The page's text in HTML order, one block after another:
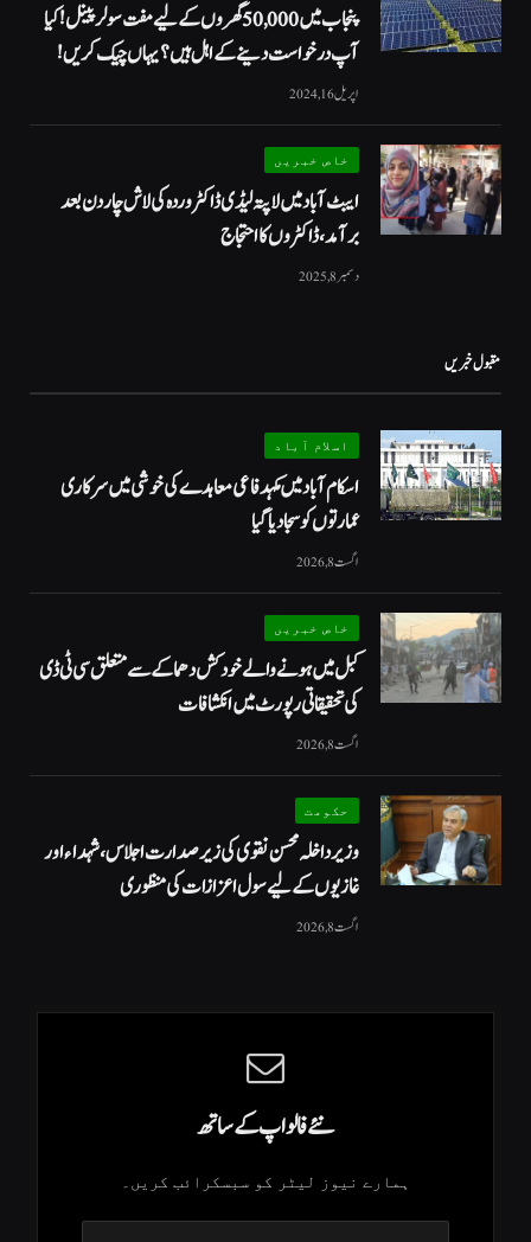
پنجاب میں 50,000 گھروں کے لیے مفت سولر پینل! کیا
آپ درخواست دینے کے اہل ہیں؟ یہاں چیک کریں!
اپریل 16, 2024
خاص خبریں
ایبٹ آباد میں لاپتہ لیڈی ڈاکٹر وردہ کی لاش چار دن بعد
برآمد، ڈاکٹروں کا احتجاج
دسمبر 8, 2025
مقبول خبریں
اسلام آباد
اسکام آباد میں مکہدفاعی معاہدے کی خوشی میں سرکاری
عمارتوں کو سجا دیا گیا
اگست 8, 2026
خاص خبریں
کبل میں ہونے والے خودکش دھماکے سے متعلق سی ٹی ڈی
کی تحقیقاتی رپورٹ میں انکشافات
اگست 8, 2026
حکومت
وزیرداخلہ محسن نقوی کی زیر صدارت اجلاس، شہداء اور
غازیوں کے لیے سول اعزازات کی منظوری
اگست 8, 2026
نئے فالو اپ کے ساتھ
ہمارے نیوز لیٹر کو سبسکرائب کریں۔